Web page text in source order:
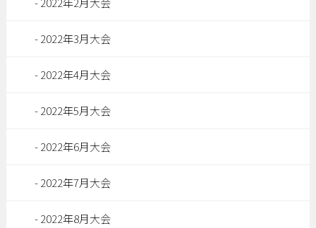
2022年3月大会
2022年4月大会
2022年5月大会
2022年6月大会
2022年7月大会
2022年8月大会